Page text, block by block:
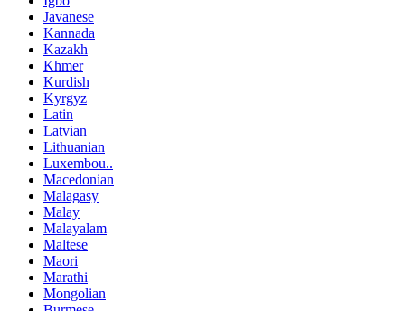
Javanese
Kannada
Kazakh
Khmer
Kurdish
Kyrgyz
Latin
Latvian
Lithuanian
Luxembou..
Macedonian
Malagasy
Malay
Malayalam
Maltese
Maori
Marathi
Mongolian